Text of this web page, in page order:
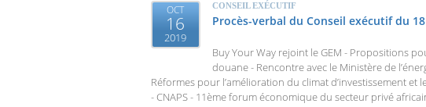
OCT
16
2019
CONSEIL EXÉCUTIF
Procès-verbal du Conseil exécutif du
Buy Your Way rejoint le GEM - Propositions
douane - Rencontre avec le Ministère de
Réformes pour l’amélioration du climat d’investissement et
- CNAPS - 11ème forum économique du secteur privé